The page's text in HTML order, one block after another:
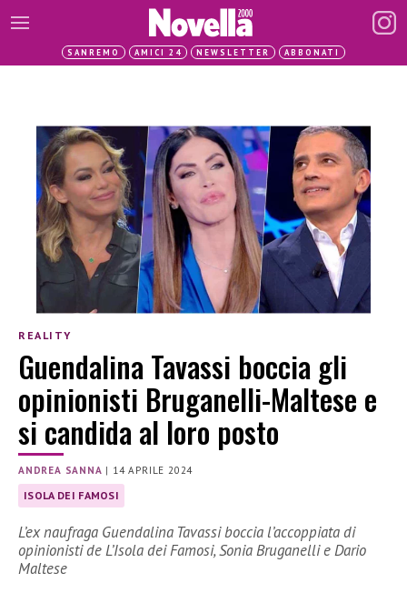
SANREMO AMICI 24 NEWSLETTER ABBONATI
REALITY
Guendalina Tavassi boccia gli
opinionisti Bruganelli-Maltese e
si candida al loro posto
ANDREA SANNA | 14 APRILE 2024
ISOLA DEI FAMOSI
L’ex naufraga Guendalina Tavassi boccia l’accoppiata di
opinionisti de L’Isola dei Famosi, Sonia Bruganelli e Dario
Maltese